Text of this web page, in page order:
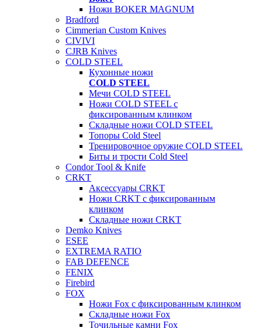
Ножи BOKER MAGNUM
Bradford
Cimmerian Custom Knives
CIVIVI
CJRB Knives
COLD STEEL
Кухонные ножи
COLD STEEL
Мечи COLD STEEL
Ножи COLD STEEL с
фиксированным клинком
Складные ножи COLD STEEL
Топоры Cold Steel
Тренировочное оружие COLD STEEL
Биты и трости Cold Steel
Condor Tool & Knife
CRKT
Аксессуары CRKT
Ножи CRKT с фиксированным
клинком
Складные ножи CRKT
Demko Knives
ESEE
EXTREMA RATIO
FAB DEFENCE
FENIX
Firebird
FOX
Ножи Fox с фиксированным клинком
Складные ножи Fox
Точильные камни Fox